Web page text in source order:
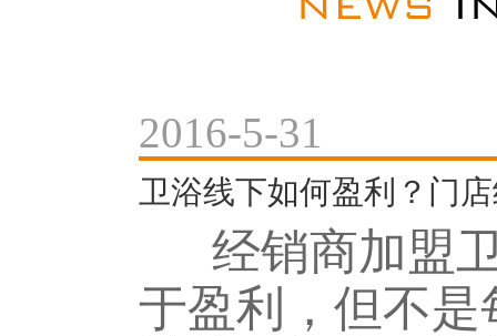
2016-5-31
卫浴线下如何盈利？门
经销商加盟卫
于盈利，但不